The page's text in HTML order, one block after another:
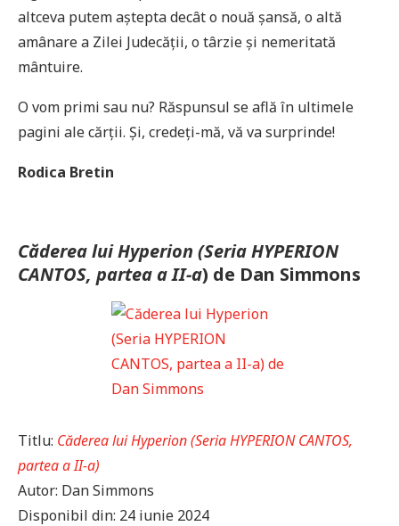
altceva putem aștepta decât o nouă șansă, o altă
amânare a Zilei Judecății, o târzie și nemeritată
mântuire.
O vom primi sau nu? Răspunsul se află în ultimele
pagini ale cărții. Și, credeți-mă, vă va surprinde!
Rodica Bretin
Căderea lui Hyperion (Seria HYPERION
CANTOS, partea a II-a) de Dan Simmons
Titlu: Căderea lui Hyperion (Seria HYPERION CANTOS,
partea a II-a)
Autor: Dan Simmons
Disponibil din: 24 iunie 2024